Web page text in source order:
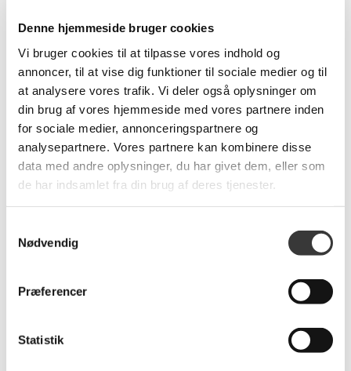
Denne hjemmeside bruger cookies
Vi bruger cookies til at tilpasse vores indhold og
annoncer, til at vise dig funktioner til sociale medier og til
at analysere vores trafik. Vi deler også oplysninger om
din brug af vores hjemmeside med vores partnere inden
for sociale medier, annonceringspartnere og
analysepartnere. Vores partnere kan kombinere disse
data med andre oplysninger, du har givet dem, eller som
de har indsamlet fra din brug af deres tjenester.
Nødvendig
Præferencer
Statistik
Skammel
9.999,00 DKK
Normalpris: 14.208,00 DKK
3.016,00 DKK
11.192,00 DKK
-30%
Theca Sini Lænestol &